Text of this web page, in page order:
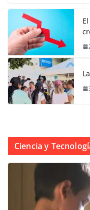
Ciencia y